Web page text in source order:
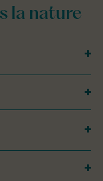
la nature